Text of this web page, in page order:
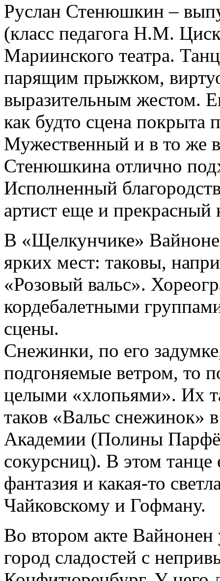
Руслан Стенюшкин –
(класс педагога Н.М.
Мариинского театра.
парящим прыжком,
выразительным жестом.
как будто сцена
Мужественный и в то же
Стенюшкина отлично
Исполненный
артист еще и прекрасный
В «Щелкунчике»
ярких мест: таковы,
«Розовый вальс».
кордебалетными
сцены.
Снежинки, по его
подгоняемые ветром, то
целыми «хлопьями». Их
таков «Вальс снежинок»
Академии (Полины
сокурсниц). В этом танце
фантазия и какая-то
Чайковскому и Гофману.
Во втором акте
город сладостей с